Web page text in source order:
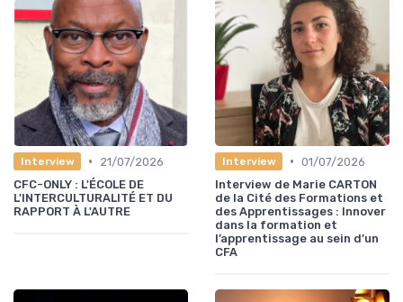
Interview •
21/07/2026
CFC-ONLY : L'ÉCOLE DE
L'INTERCULTURALITÉ ET DU
RAPPORT À L'AUTRE
Interview • 01/07/2026
Interview de Marie CARTON
de la Cité des Formations et
des Apprentissages : Innover
dans la formation et
l’apprentissage au sein d’un
CFA